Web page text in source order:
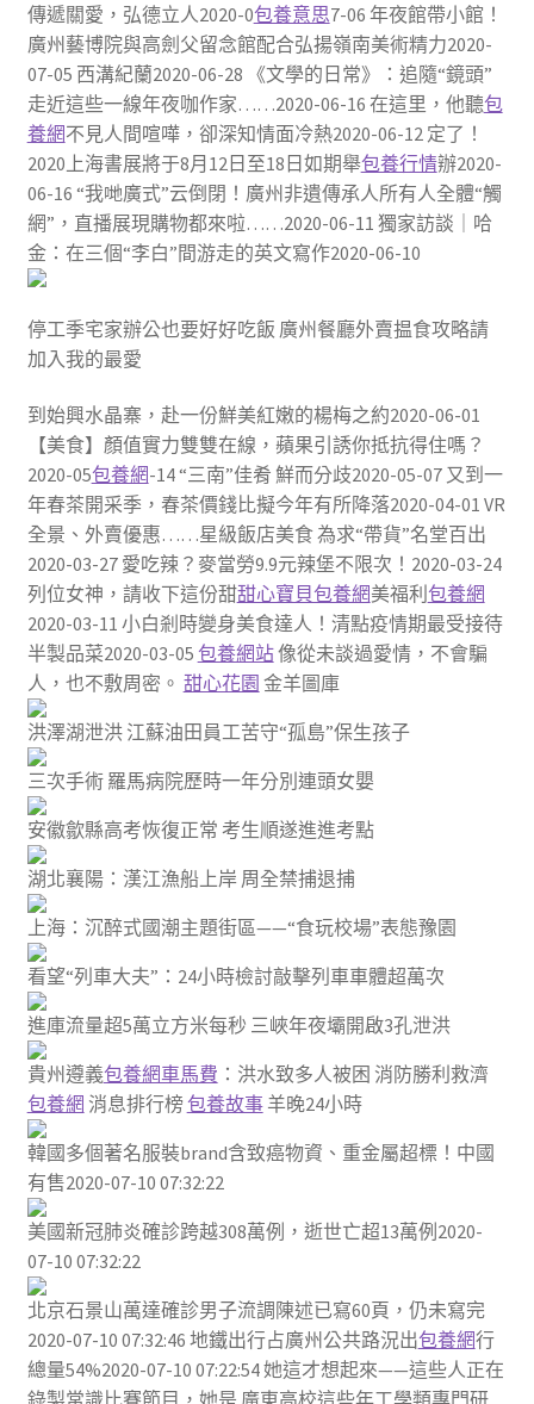
傳遞關愛，弘德立人2020-0包養意思7-06 年夜館帶小館！
廣州藝博院與高劍父留念館配合弘揚嶺南美術精力2020-
07-05 西溝紀蘭2020-06-28 《文學的日常》：追隨“鏡頭”
走近這些一線年夜咖作家……2020-06-16 在這里，他聽包
養網不見人間喧嘩，卻深知情面冷熱2020-06-12 定了！
2020上海書展將于8月12日至18日如期舉包養行情辦2020-
06-16 “我哋廣式”云倒閉！廣州非遺傳承人所有人全體“觸
網”，直播展現購物都來啦……2020-06-11 獨家訪談｜哈
金：在三個“李白”間游走的英文寫作2020-06-10
停工季宅家辦公也要好好吃飯 廣州餐廳外賣揾食攻略請
加入我的最愛
到始興水晶寨，赴一份鮮美紅嫩的楊梅之約2020-06-01
【美食】顏值實力雙雙在線，蘋果引誘你抵抗得住嗎？
2020-05包養網-14 “三南”佳肴 鮮而分歧2020-05-07 又到一
年春茶開采季，春茶價錢比擬今年有所降落2020-04-01 VR
全景、外賣優惠……星級飯店美食 為求“帶貨”名堂百出
2020-03-27 愛吃辣？麥當勞9.9元辣堡不限次！2020-03-24
列位女神，請收下這份甜甜心寶貝包養網美福利 包養網
2020-03-11 小白剎時變身美食達人！清點疫情期最受接待
半製品菜2020-03-05 包養網站像從未談過愛情，不會騙
人，也不敷周密。 甜心花園 金羊圖庫
洪澤湖泄洪 江蘇油田員工苦守“孤島”保生孩子
三次手術 羅馬病院歷時一年分別連頭女嬰
安徽歙縣高考恢復正常 考生順遂進進考點
湖北襄陽：漢江漁船上岸 周全禁捕退捕
上海：沉醉式國潮主題街區——“食玩校場”表態豫園
看望“列車大夫”：24小時檢討敲擊列車車體超萬次
進庫流量超5萬立方米每秒 三峽年夜壩開啟3孔泄洪
貴州遵義包養網車馬費 ：洪水致多人被困 消防勝利救濟
包養網 消息排行榜 包養故事羊晚24小時
韓國多個著名服裝brand含致癌物資、重金屬超標！中國
有售2020-07-10 07:32:22
美國新冠肺炎確診跨越308萬例，逝世亡超13萬例2020-
07-10 07:32:22
北京石景山萬達確診男子流調陳述已寫60頁，仍未寫完
2020-07-10 07:32:46 地鐵出行占廣州公共路況出包養網行
總量54%2020-07-10 07:22:54 她這才想起來——這些人正在